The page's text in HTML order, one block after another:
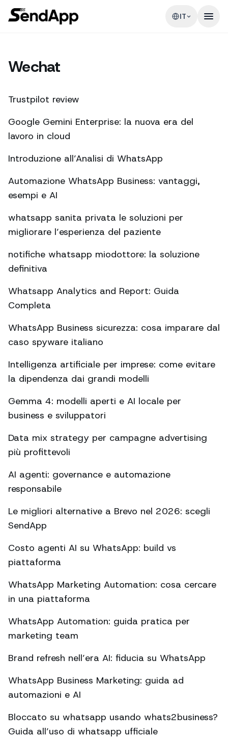
IT
Wechat
Trustpilot review
Google Gemini Enterprise: la nuova era del
lavoro in cloud
Introduzione all’Analisi di WhatsApp
Automazione WhatsApp Business: vantaggi,
esempi e AI
whatsapp sanita privata le soluzioni per
migliorare l’esperienza del paziente
notifiche whatsapp miodottore: la soluzione
definitiva
Whatsapp Analytics and Report: Guida
Completa
WhatsApp Business sicurezza: cosa imparare dal
caso spyware italiano
Intelligenza artificiale per imprese: come evitare
la dipendenza dai grandi modelli
Gemma 4: modelli aperti e AI locale per
business e sviluppatori
Data mix strategy per campagne advertising
più profittevoli
AI agenti: governance e automazione
responsabile
Le migliori alternative a Brevo nel 2026: scegli
SendApp
Costo agenti AI su WhatsApp: build vs
piattaforma
WhatsApp Marketing Automation: cosa cercare
in una piattaforma
WhatsApp Automation: guida pratica per
marketing team
Brand refresh nell’era AI: fiducia su WhatsApp
WhatsApp Business Marketing: guida ad
automazioni e AI
Bloccato su whatsapp usando whats2business?
Guida all’uso di whatsapp ufficiale